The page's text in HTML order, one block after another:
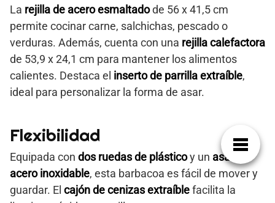
La rejilla de acero esmaltadode 56 x 41,5 cm
permite cocinar carne, salchichas, pescado o
verduras. Además, cuenta con una rejilla calefactora
de 53,9 x 24,1 cm para mantener los alimentos
calientes. Destaca el inserto de parrilla extraíble,
ideal para personalizar la forma de asar.
Flexibilidad
Equipada con dos ruedas de plásticoy un asa de
acero inoxidable, esta barbacoa es fácil de mover y
guardar. El cajón de cenizas extraíblefacilita la